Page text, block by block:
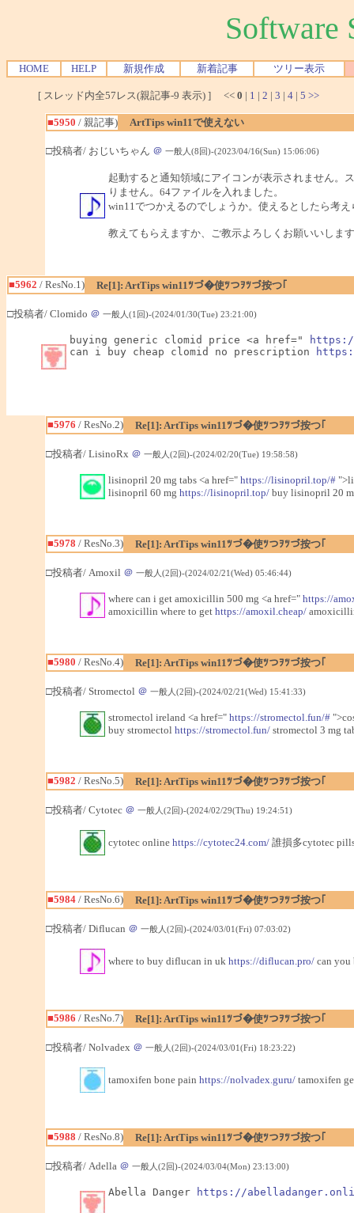
Software
HOME HELP 新規作成 新着記事 ツリー表示
[ スレッド内全57レス(親記事-9 表示) ] << 0 | 1 | 2 | 3 | 4 | 5 >>
■5950 / 親記事) ArtTips win11で使えない
□投稿者/ おじいちゃん ＠ 一般人(8回)-(2023/04/16(Sun) 15:06:06)
起動すると通知領域にアイコンが表示されません。
りません。64ファイルを入れました。
win11でつかえるのでしょうか。使えるとしたら考
教えてもらえますか、ご教示よろしくお願いいしま
■5962 / ResNo.1) Re[1]: ArtTips win11ﾂづ�使ﾂつｦﾂづ按つ｢
□投稿者/ Clomido ＠ 一般人(1回)-(2024/01/30(Tue) 23:21:00)
buying generic clomid price <a href="
can i buy cheap clomid no prescription
■5976 / ResNo.2) Re[1]: ArtTips win11ﾂづ�使ﾂつｦﾂづ按つ｢
□投稿者/ LisinoRx ＠ 一般人(2回)-(2024/02/20(Tue) 19:58:58)
lisinopril 20 mg tabs <a href=" https://lisinopril.top/#
lisinopril 60 mg https://lisinopril.top/buy lisinopril 20
■5978 / ResNo.3) Re[1]: ArtTips win11ﾂづ�使ﾂつｦﾂづ按つ｢
□投稿者/ Amoxil ＠ 一般人(2回)-(2024/02/21(Wed) 05:46:44)
where can i get amoxicillin 500 mg <a href=" https://
amoxicillin where to get https://amoxil.cheap/
■5980 / ResNo.4) Re[1]: ArtTips win11ﾂづ�使ﾂつｦﾂづ按つ｢
□投稿者/ Stromectol ＠ 一般人(2回)-(2024/02/21(Wed) 15:41:33)
stromectol ireland <a href=" https://stromectol.fun/#
buy stromectol https://stromectol.fun/stromectol 3 mg
■5982 / ResNo.5) Re[1]: ArtTips win11ﾂづ�使ﾂつｦﾂづ按つ｢
□投稿者/ Cytotec ＠ 一般人(2回)-(2024/02/29(Thu) 19:24:51)
cytotec online https://cytotec24.com/誰損多cytotec
■5984/ ResNo.6) Re[1]: ArtTips win11ﾂづ�使ﾂつｦﾂづ按つ｢
□投稿者/ Diflucan ＠ 一般人(2回)-(2024/03/01(Fri) 07:03:02)
where to buy diflucan in uk https://diflucan.pro/can you
■5986 / ResNo.7) Re[1]: ArtTips win11ﾂづ�使ﾂつｦﾂづ按つ｢
□投稿者/ Nolvadex ＠ 一般人(2回)-(2024/03/01(Fri) 18:23:22)
tamoxifen bone pain https://nolvadex.guru/tamoxifen
■5988 / ResNo.8) Re[1]: ArtTips win11ﾂづ�使ﾂつｦﾂづ按つ｢
□投稿者/ Adella ＠ 一般人(2回)-(2024/03/04(Mon) 23:13:00)
Abella Danger https://